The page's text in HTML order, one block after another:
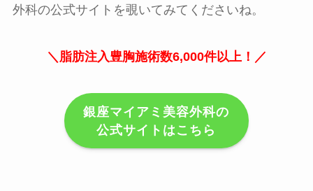
外科の公式サイトを覗いてみてくださいね。
＼脂肪注入豊胸施術数6,000件以上！／
銀座マイアミ美容外科の
公式サイトはこちら